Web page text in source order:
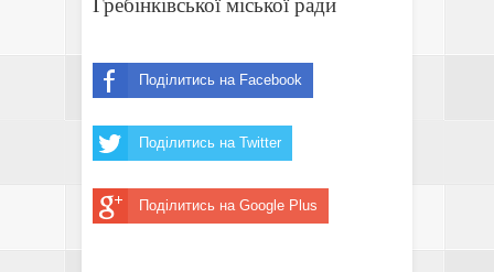
Гребінківської міської ради
Поділитись на Facebook
Поділитись на Twitter
Поділитись на Google Plus